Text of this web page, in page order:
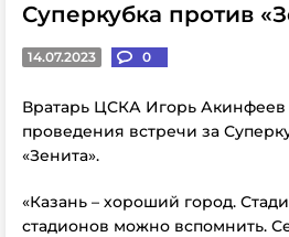
Суперкубка против
14.07.2023 0
Вратарь ЦСКА Игорь Акинфеев
проведения встречи за
«Зенита».
«Казань – хороший город.
стадионов можно вспомнить.